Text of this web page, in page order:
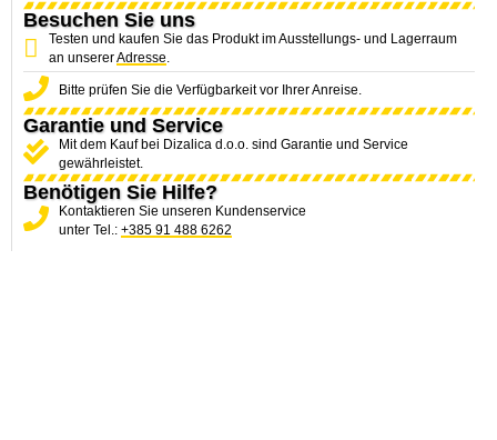
Besuchen Sie uns
Testen und kaufen Sie das Produkt im Ausstellungs- und Lagerraum
an unsererAdresse
Bitte prüfen Sie die Verfügbarkeit vor Ihrer Anreise.
Garantie und Service
Mit dem Kauf bei Dizalica d.o.o. sind Garantie und Service
gewährleistet.
Benötigen Sie Hilfe?
Kontaktieren Sie unseren Kundenservice
unter Tel.: +385 91 488 6262